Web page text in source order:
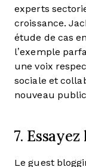
experts
croissance.
étude de cas
l’exemple
une voix
sociale et
nouveau
7.
Le guest